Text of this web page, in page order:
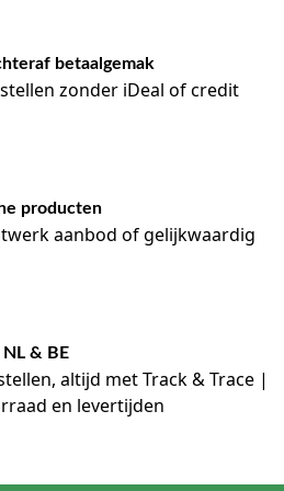
werken met een urine-
per testveld nauwkeurig
en interpretatiegrenzen
verschillen.
volgens de fabrikant geschikt
categorie vindt u ook een
die bedoeld zijn voor
betaalgemak
zonder iDeal of credit
producten
aanbod of gelijkwaardig
& BE
altijd met Track & Trace |
en levertijden